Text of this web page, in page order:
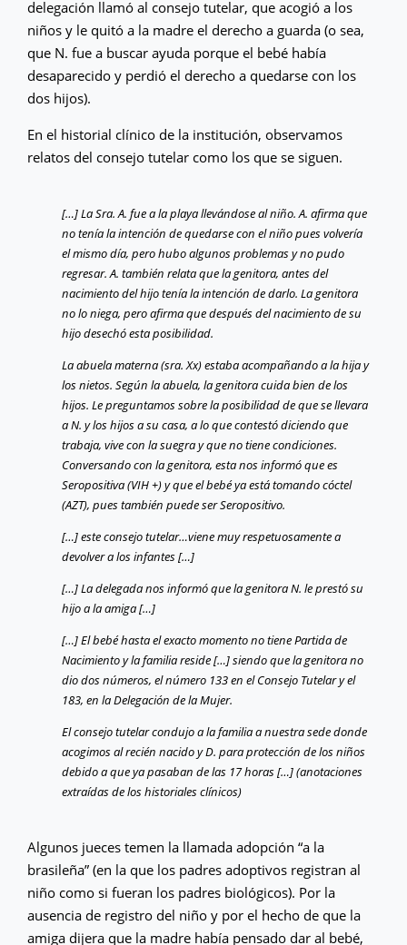
delegación llamó al consejo tutelar, que acogió a los
niños y le quitó a la madre el derecho a guarda (o sea,
que N. fue a buscar ayuda porque el bebé había
desaparecido y perdió el derecho a quedarse con los
dos hijos).
En el historial clínico de la institución, observamos
relatos del consejo tutelar como los que se siguen.
[…] La Sra. A. fue a la playa llevándose al niño. A. afirma que
no tenía la intención de quedarse con el niño pues volvería
el mismo día, pero hubo algunos problemas y no pudo
regresar. A. también relata que la genitora, antes del
nacimiento del hijo tenía la intención de darlo. La genitora
no lo niega, pero afirma que después del nacimiento de su
hijo desechó esta posibilidad.
La abuela materna (sra. Xx) estaba acompañando a la hija y
los nietos. Según la abuela, la genitora cuida bien de los
hijos. Le preguntamos sobre la posibilidad de que se llevara
a N. y los hijos a su casa, a lo que contestó diciendo que
trabaja, vive con la suegra y que no tiene condiciones.
Conversando con la genitora, esta nos informó que es
Seropositiva (VIH +) y que el bebé ya está tomando cóctel
(AZT), pues también puede ser Seropositivo.
[…] este consejo tutelar…viene muy respetuosamente a
devolver a los infantes […]
[…] La delegada nos informó que la genitora N. le prestó su
hijo a la amiga […]
[…] El bebé hasta el exacto momento no tiene Partida de
Nacimiento y la familia reside […] siendo que la genitora no
dio dos números, el número 133 en el Consejo Tutelar y el
183, en la Delegación de la Mujer.
El consejo tutelar condujo a la familia a nuestra sede donde
acogimos al recién nacido y D. para protección de los niños
debido a que ya pasaban de las 17 horas […] (anotaciones
extraídas de los historiales clínicos)
Algunos jueces temen la llamada adopción “a la
brasileña” (en la que los padres adoptivos registran al
niño como si fueran los padres biológicos). Por la
ausencia de registro del niño y por el hecho de que la
amiga dijera que la madre había pensado dar al bebé,